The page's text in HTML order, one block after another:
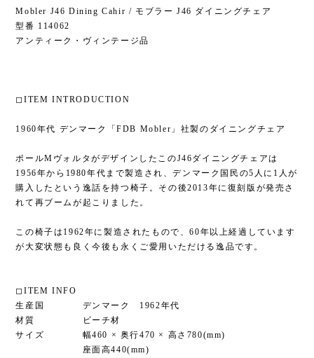
Mobler J46 Dining Cahir / モブラー J46 ダイニングチェア
型番 114062
アンティーク・ヴィンテージ品
◻︎ITEM INTRODUCTION
1960年代 デンマーク「FDB Mobler」社製のダイニングチェア
ポールMヴォルタがデザインしたこのJ46ダイニングチェアは
1956年から1980年代まで製造され、デンマーク国民の5人に1人が
購入したという逸話を持つ椅子。その後2013年に復刻版が発売さ
れて再ブームが起こりました。
この椅子は1962年に製造されたもので、60年以上経過しています
が大変状態も良く今後も永くご愛用いただける逸品です。
◻︎ITEM INFO
生産国 デンマーク 1962年代
材質 ビーチ材
サイズ 幅460 × 奥行470 × 高さ780(mm)
座面高440(mm)